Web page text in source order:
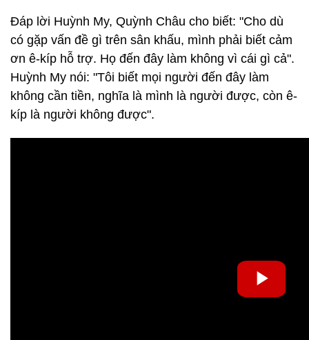
Đáp lời Huỳnh My, Quỳnh Châu cho biết: "Cho dù
có gặp vấn đề gì trên sân khấu, mình phải biết cảm
ơn ê-kíp hỗ trợ. Họ đến đây làm không vì cái gì cả".
Huỳnh My nói: "Tôi biết mọi người đến đây làm
không cần tiền, nghĩa là mình là người được, còn ê-
kíp là người không được".